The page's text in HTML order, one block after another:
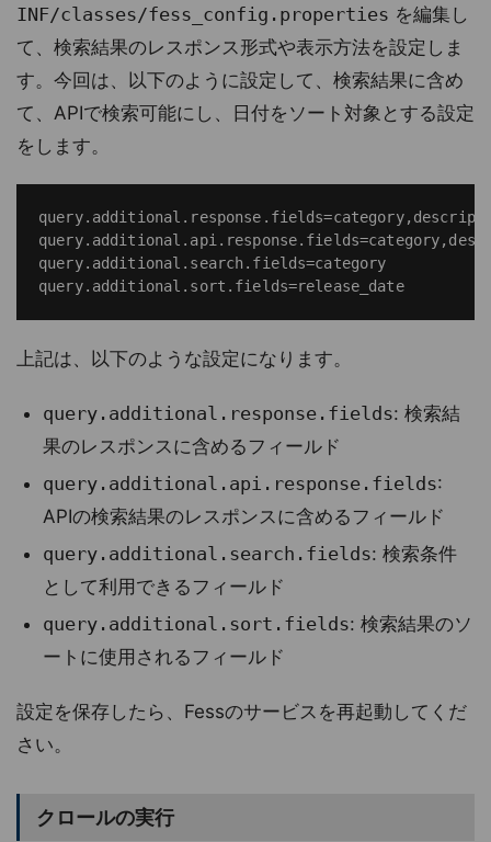
INF/classes/fess_config.properties を編集し
て、検索結果のレスポンス形式や表示方法を設定しま
す。今回は、以下のように設定して、検索結果に含め
て、APIで検索可能にし、日付をソート対象とする設定
をします。
query.additional.search.fields=category
query.additional.sort.fields=release_date
上記は、以下のような設定になります。
query.additional.response.fields: 検索結
果のレスポンスに含めるフィールド
query.additional.api.response.fields:
APIの検索結果のレスポンスに含めるフィールド
query.additional.search.fields: 検索条件
として利用できるフィールド
query.additional.sort.fields: 検索結果のソ
ートに使用されるフィールド
設定を保存したら、Fessのサービスを再起動してくだ
さい。
クロールの実行